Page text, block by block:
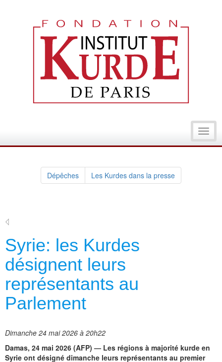
Dépêches Les Kurdes dans la presse
Syrie: les Kurdes
désignent leurs
représentants au
Parlement
Dimanche 24 mai 2026 à 20h22
Damas, 24 mai 2026 (AFP) — Les régions à majorité kurde en
Syrie ont désigné dimanche leurs représentants au premier